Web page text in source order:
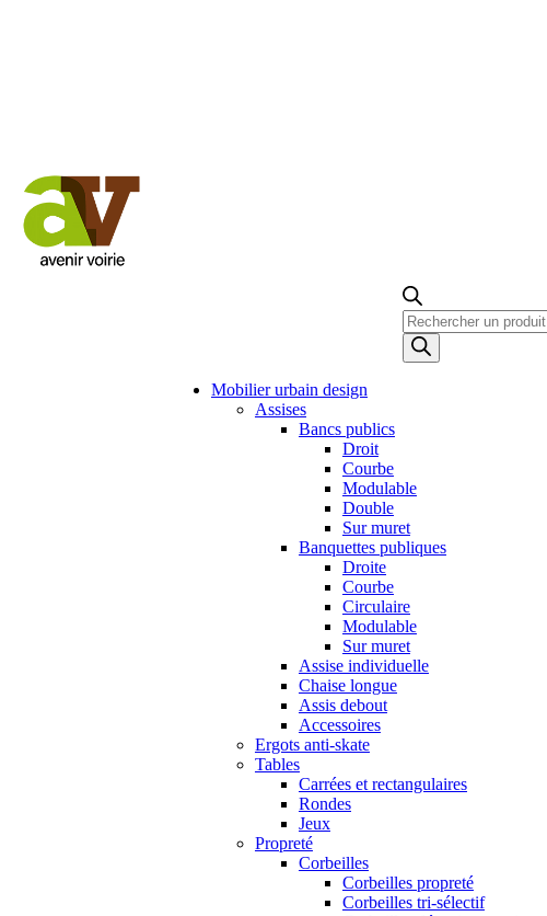
Recherche
de
produits
Mobilier urbain design
Assises
Bancs publics
Droit
Courbe
Modulable
Double
Sur muret
Banquettes publiques
Droite
Courbe
Circulaire
Modulable
Sur muret
Assise individuelle
Chaise longue
Assis debout
Accessoires
Ergots anti-skate
Tables
Carrées et rectangulaires
Rondes
Jeux
Propreté
Corbeilles
Corbeilles propreté
Corbeilles tri-sélectif